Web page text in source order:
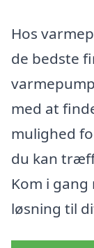
Hos
de bedste
med at
mulighed
du kan
Kom i
løsning til